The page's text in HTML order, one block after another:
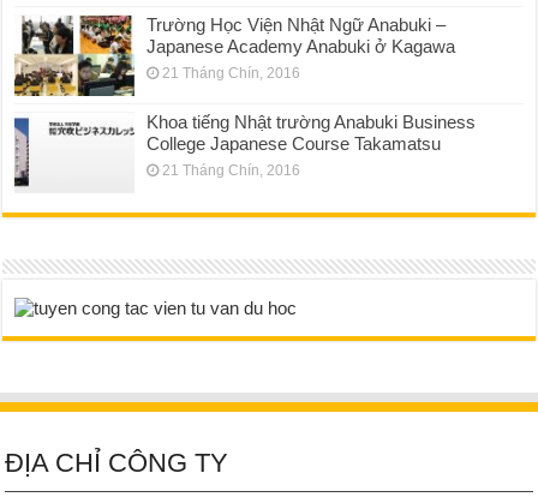
Trường Học Viện Nhật Ngữ Anabuki –
Japanese Academy Anabuki ở Kagawa
21 Tháng Chín, 2016
Khoa tiếng Nhật trường Anabuki Business
College Japanese Course Takamatsu
21 Tháng Chín, 2016
ĐỊA CHỈ CÔNG TY